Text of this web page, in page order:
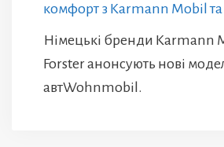
комфорт з Karmann Mobil та
Німецькі бренди Karmann
Forster анонсують нові
автWohnmobil.